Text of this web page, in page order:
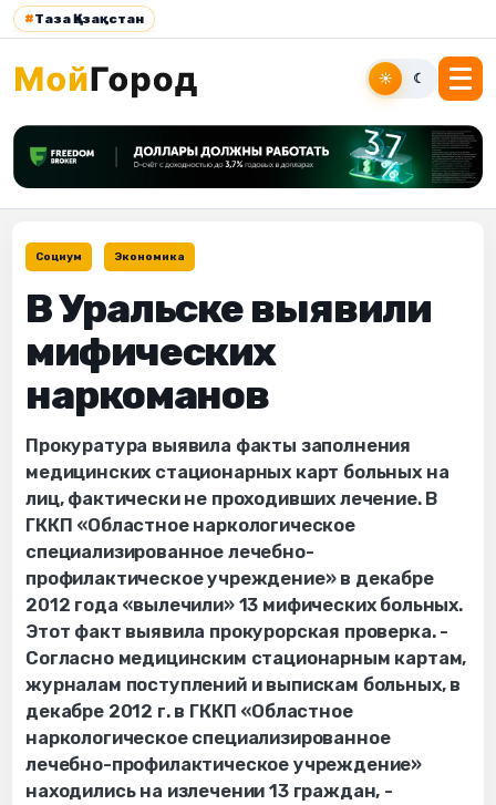
#Таза Қазақстан
☀ ☾
Социум Экономика
В Уральске выявили
мифических
наркоманов
Прокуратура выявила факты заполнения
медицинских стационарных карт больных на
лиц, фактически не проходивших лечение. В
ГККП «Областное наркологическое
специализированное лечебно-
профилактическое учреждение» в декабре
2012 года «вылечили» 13 мифических больных.
Этот факт выявила прокурорская проверка. -
Согласно медицинским стационарным картам,
журналам поступлений и выпискам больных, в
декабре 2012 г. в ГККП «Областное
наркологическое специализированное
лечебно-профилактическое учреждение»
находились на излечении 13 граждан, -